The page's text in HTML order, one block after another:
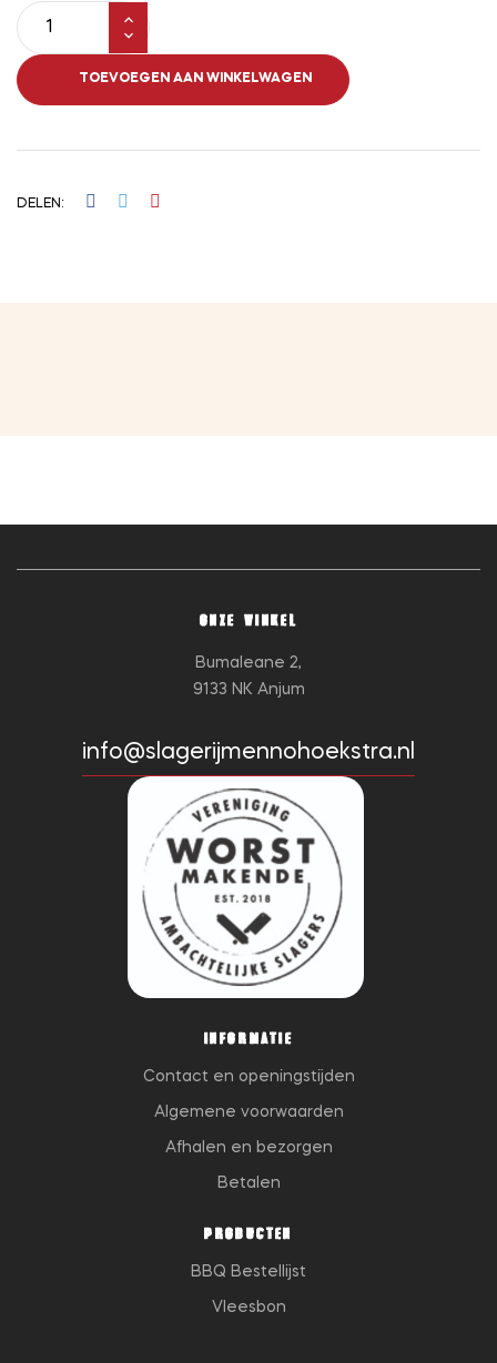
TOEVOEGEN AAN WINKELWAGEN
DELEN
ONZE WINKEL
Bumaleane 2,
9133 NK Anjum
info@slagerijmennohoekstra.nl
INFORMATIE
Contact en openingstijden
Algemene voorwaarden
Afhalen en bezorgen
Betalen
PRODUCTEN
BBQ Bestellijst
Vleesbon